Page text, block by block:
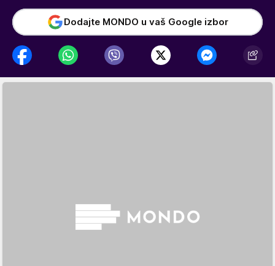
Dodajte MONDO u vaš Google izbor